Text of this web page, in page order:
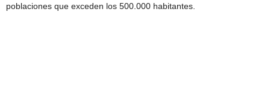
poblaciones que exceden los 500.000 habitantes.